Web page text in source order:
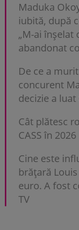
Maduka
iubită, după
„M-ai înșelat
abandonat
De ce a
concurent
decizie a
Cât plătesc
CASS în 2026
Cine este
brățară
euro. A fost
TV